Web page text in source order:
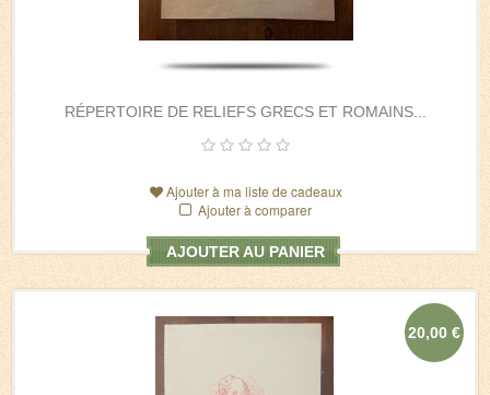
RÉPERTOIRE DE RELIEFS GRECS ET ROMAINS...
Ajouter à ma liste de cadeaux
Ajouter à comparer
AJOUTER AU PANIER
20,00 €